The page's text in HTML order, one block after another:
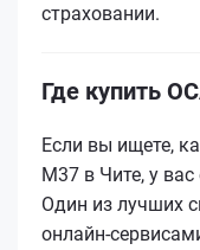
страховании.
Где купить
Если вы ищете,
M37 в Чите, у
Один из лучших
онлайн-